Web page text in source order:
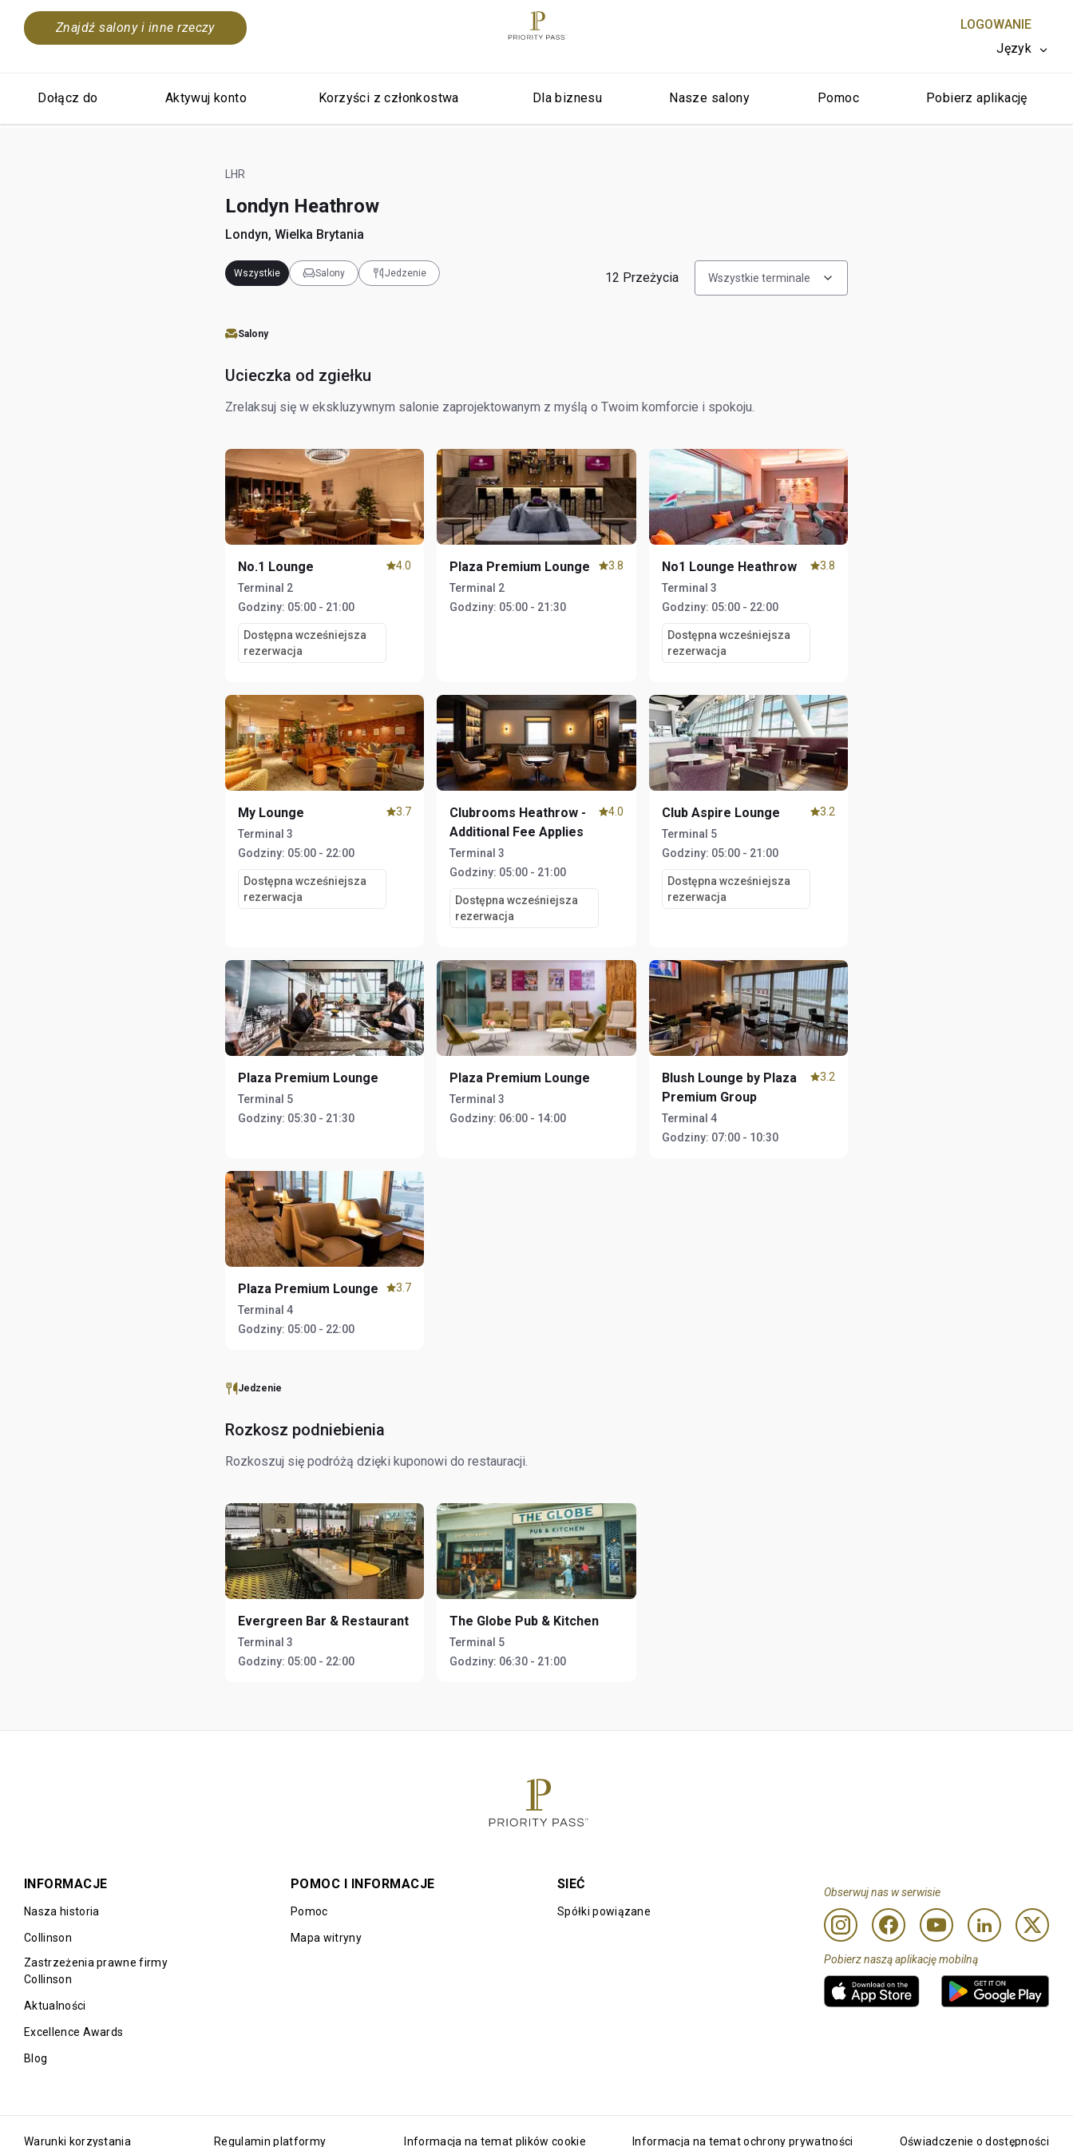
Znajdź salony i inne rzeczy
LOGOWANIE
Język
ZAMKNIJ X
Dołącz do Aktywuj konto Korzyści z członkostwa Dla biznesu Nasze salony Pomoc Pobierz aplikację
LHR
Londyn Heathrow
Londyn, Wielka Brytania
Wszystkie Salony Jedzenie 12 Przeżycia Wszystkie terminale
Salony
Ucieczka od zgiełku
Zrelaksuj się w ekskluzywnym salonie zaprojektowanym z myślą o Twoim komforcie i spokoju.
No.1 Lounge
Terminal 2
Godziny: 05:00 - 21:00
Dostępna wcześniejsza
rezerwacja
4.0 Plaza Premium Lounge
Terminal 2
Godziny: 05:00 - 21:30
3.8 No1 Lounge Heathrow
Terminal 3
Godziny: 05:00 - 22:00
Dostępna wcześniejsza
rezerwacja
3.8
My Lounge
Terminal 3
Godziny: 05:00 - 22:00
Dostępna wcześniejsza
rezerwacja
3.7
Clubrooms Heathrow -
Additional Fee Applies
Terminal 3
Godziny: 05:00 - 21:00
Dostępna wcześniejsza
rezerwacja
4.0 Club Aspire Lounge
Terminal 5
Godziny: 05:00 - 21:00
Dostępna wcześniejsza
rezerwacja
3.2
Plaza Premium Lounge
Terminal 5
Godziny: 05:30 - 21:30
Plaza Premium Lounge
Terminal 3
Godziny: 06:00 - 14:00
Blush Lounge by Plaza
Premium Group
Terminal 4
Godziny: 07:00 - 10:30
3.2
Plaza Premium Lounge
Terminal 4
Godziny: 05:00 - 22:00
3.7
Jedzenie
Rozkosz podniebienia
Rozkoszuj się podróżą dzięki kuponowi do restauracji.
Evergreen Bar & Restaurant
Terminal 3
Godziny: 05:00 - 22:00
The Globe Pub & Kitchen
Terminal 5
Godziny: 06:30 - 21:00
INFORMACJE
Nasza historia
Collinson
Zastrzeżenia prawne firmy
Collinson
Aktualności
Excellence Awards
Blog
POMOC I INFORMACJE
Pomoc
Mapa witryny
SIEĆ
Spółki powiązane
Obserwuj nas w serwisie
Pobierz naszą aplikację mobilną
Warunki korzystania Regulamin platformy Informacja na temat plików cookie Informacja na temat ochrony prywatności Oświadczenie o dostępności